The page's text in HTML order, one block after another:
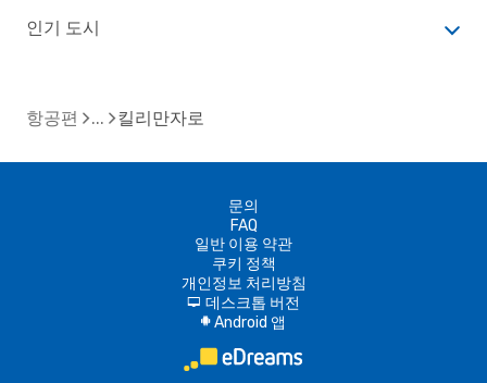
인기 도시
항공편 킬리만자로
문의
FAQ
일반 이용 약관
쿠키 정책
개인정보 처리방침
d 데스크톱 버전
A Android 앱